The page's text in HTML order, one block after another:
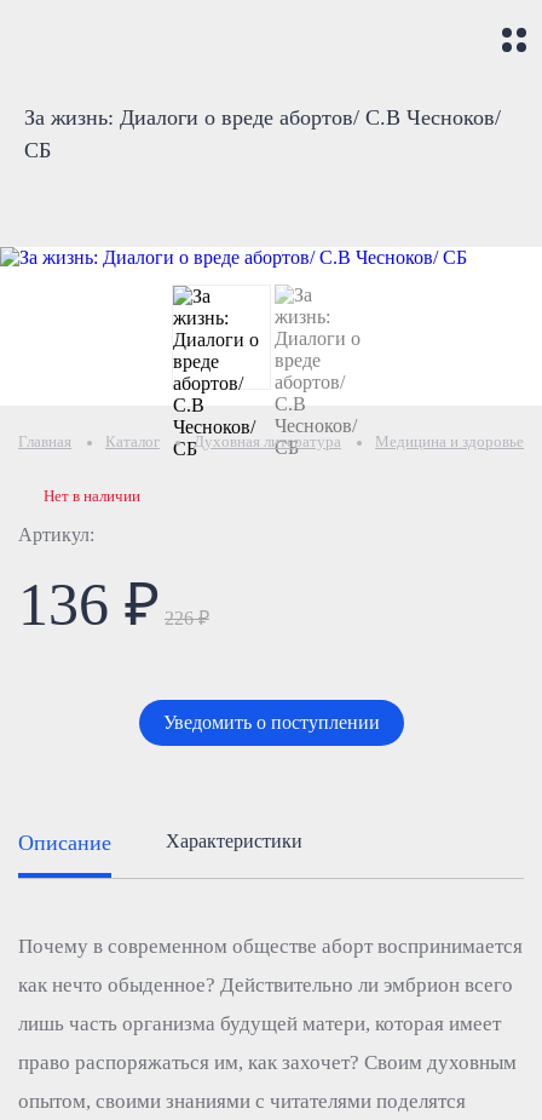
За жизнь: Диалоги о вреде абортов/ С.В Чесноков/
СБ
Главная Каталог Духовная литература Медицина и здоровье
Артикул:
Нет в наличии
136 ₽ 226 ₽
Уведомить о поступлении
Описание Характеристики
Почему в современном обществе аборт воспринимается
как нечто обыденное? Действительно ли эмбрион всего
лишь часть организма будущей матери, которая имеет
право распоряжаться им, как захочет? Своим духовным
опытом, своими знаниями с читателями поделятся